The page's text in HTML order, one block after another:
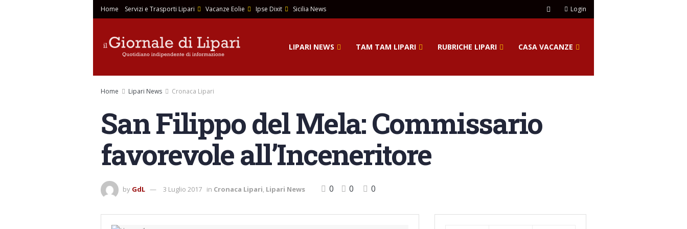
Home Servizi e Trasporti Lipari Vacanze Eolie Ipse Dixit Sicilia News Login
LIPARI NEWS TAM TAM LIPARI RUBRICHE LIPARI CASA VACANZE
Home Lipari News Cronaca Lipari
San Filippo del Mela: Commissario
favorevole all’Inceneritore
by GdL 3 Luglio 2017 in Cronaca Lipari, Lipari News 0 0 0